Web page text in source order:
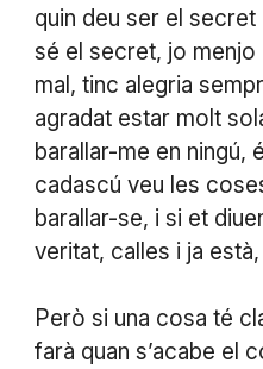
quin deu ser el secret
sé el secret, jo
mal, tinc alegria
agradat estar molt
barallar-me en ningú,
cadascú veu les
barallar-se, i si et
veritat, calles i ja està,
Però si una cosa té
farà quan s’acabe el